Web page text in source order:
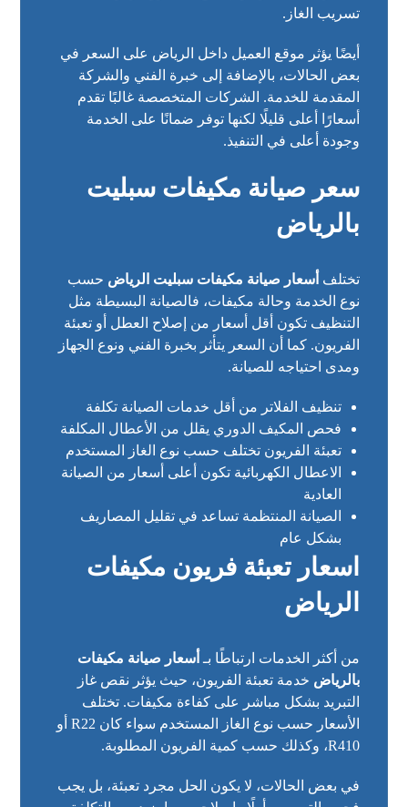
تسريب الغاز.
أيضًا يؤثر موقع العميل داخل الرياض على السعر في
بعض الحالات، بالإضافة إلى خبرة الفني والشركة
المقدمة للخدمة. الشركات المتخصصة غالبًا تقدم
أسعارًا أعلى قليلًا لكنها توفر ضمانًا على الخدمة
وجودة أعلى في التنفيذ.
سعر صيانة مكيفات سبليت
بالرياض
تختلف أسعار صيانة مكيفات سبليت الرياض حسب
نوع الخدمة وحالة مكيفات، فالصيانة البسيطة مثل
التنظيف تكون أقل أسعار من إصلاح العطل أو تعبئة
الفريون. كما أن السعر يتأثر بخبرة الفني ونوع الجهاز
ومدى احتياجه للصيانة.
تنظيف الفلاتر من أقل خدمات الصيانة تكلفة
فحص المكيف الدوري يقلل من الأعطال المكلفة
تعبئة الفريون تختلف حسب نوع الغاز المستخدم
الاعطال الكهربائية تكون أعلى أسعار من الصيانة
العادية
الصيانة المنتظمة تساعد في تقليل المصاريف
بشكل عام
اسعار تعبئة فريون مكيفات
الرياض
من أكثر الخدمات ارتباطًا بـ أسعار صيانة مكيفات
بالرياض خدمة تعبئة الفريون، حيث يؤثر نقص غاز
التبريد بشكل مباشر على كفاءة مكيفات. تختلف
الأسعار حسب نوع الغاز المستخدم سواء كان R22 أو
R410، وكذلك حسب كمية الفريون المطلوبة.
في بعض الحالات، لا يكون الحل مجرد تعبئة، بل يجب